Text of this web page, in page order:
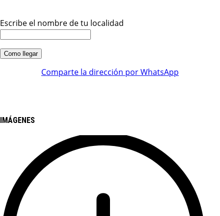
Escribe el nombre de tu localidad
Comparte la dirección por WhatsApp
IMÁGENES